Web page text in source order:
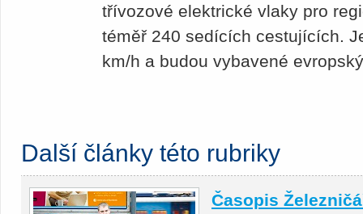
třívozové elektrické vlaky pro
téměř 240 sedících cestujících.
km/h a budou vybavené
Další články této rubriky
Časopis